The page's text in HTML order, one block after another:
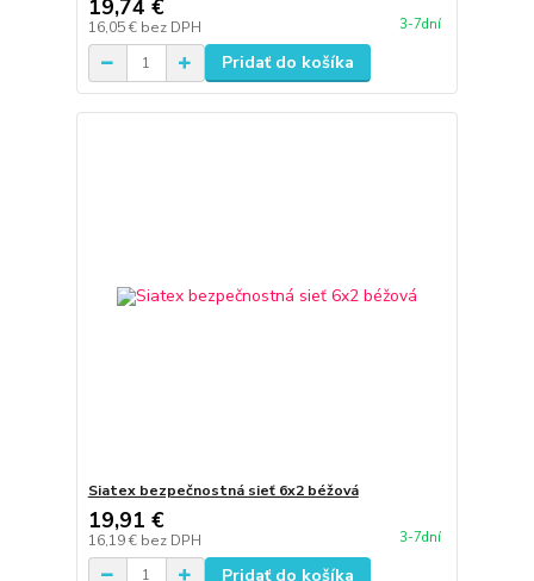
19,74 €
16,05 € bez DPH 3-7dní
Pridať do košíka
Siatex bezpečnostná sieť 6x2 béžová
19,91 €
16,19 € bez DPH 3-7dní
Pridať do košíka